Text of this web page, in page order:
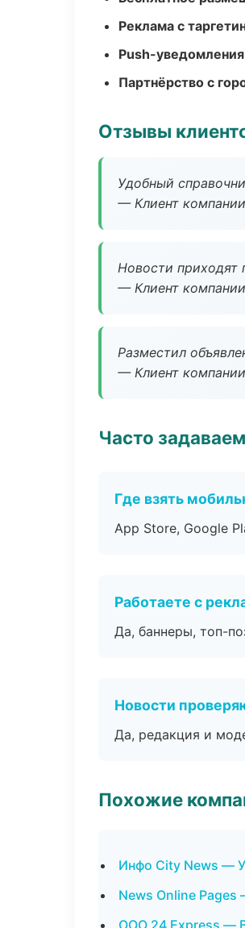
Реклама с
Push-
Партнёрство с
Отзывы
Удобный
— Клиент компании
Новости приходят
— Клиент компании
Разместил
— Клиент компании
Часто
Где взять
App Store, Google
Работаете с
Да, баннеры, топ-
Новости
Да, редакция и
Похожие
Инфо City News —
News Online
ООО 24 Express —